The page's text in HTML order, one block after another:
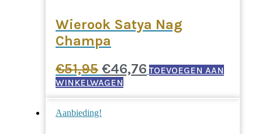
Wierook Satya Nag
Champa
€51,95 Oorspronkelijke
prijs
was:
€51,95.
€46,76Huidige
is:
TOEVOEGEN AAN
WINKELWAGEN
Aanbieding!